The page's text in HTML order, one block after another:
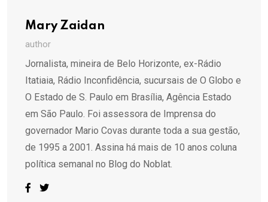
Mary Zaidan
author
Jornalista, mineira de Belo Horizonte, ex-Rádio
Itatiaia, Rádio Inconfidência, sucursais de O Globo e
O Estado de S. Paulo em Brasília, Agência Estado
em São Paulo. Foi assessora de Imprensa do
governador Mario Covas durante toda a sua gestão,
de 1995 a 2001. Assina há mais de 10 anos coluna
política semanal no Blog do Noblat.